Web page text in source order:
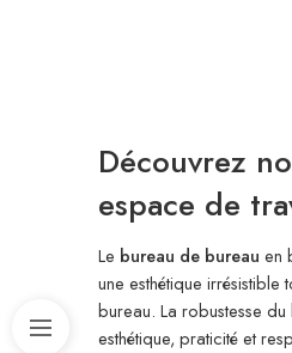
Découvrez
espace de
Le bureau de bureau en
une esthétique
bureau. La robustesse
esthétique, praticité et